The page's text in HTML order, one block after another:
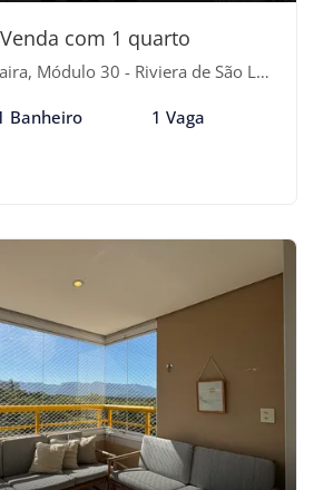
com 1 quarto
30 - Riviera de São Lourenço, Bertioga-SP
Banheiro 1 Vaga